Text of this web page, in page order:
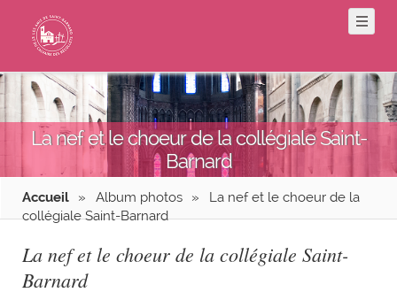
La nef et le choeur de la collégiale Saint-
Barnard
Accueil » Album photos »
La nef et le choeur de la
collégiale Saint-Barnard
La nef et le choeur de la collégiale Saint-
Barnard